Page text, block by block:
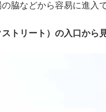
脇などから容易に進入
ストリート）の入口から